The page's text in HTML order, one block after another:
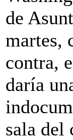
de
martes,
contra,
daría
sala del